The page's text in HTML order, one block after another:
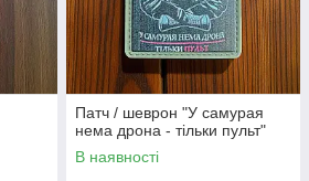
Патч / шеврон "У самурая
нема дрона - тільки пульт"
В наявності